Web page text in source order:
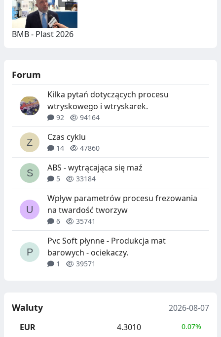
BMB - Plast 2026
Forum
Kilka pytań dotyczących procesu
wtryskowego i wtryskarek.
92 94164
Czas cyklu
14 47860
ABS - wytrącająca się maź
5 33184
Wpływ parametrów procesu frezowania
na twardość tworzyw
6 35741
Pvc Soft płynne - Produkcja mat
barowych - ociekaczy.
1 39571
Waluty
2026-08-07
EUR
4.3010 0.07%